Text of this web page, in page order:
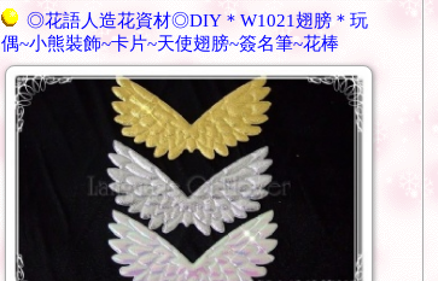
◎花語人造花資材◎DIY＊W1021翅膀＊玩
偶~小熊裝飾~卡片~天使翅膀~簽名筆~花棒